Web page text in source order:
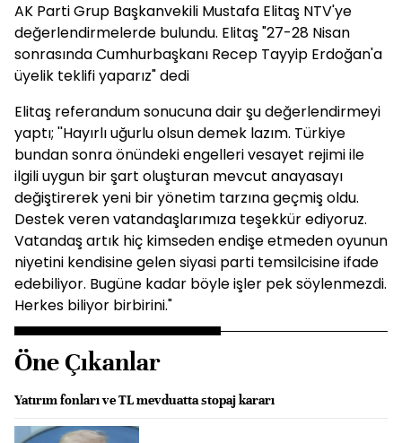
AK Parti Grup Başkanvekili Mustafa Elitaş NTV'ye
değerlendirmelerde bulundu. Elitaş "27-28 Nisan
sonrasında Cumhurbaşkanı Recep Tayyip Erdoğan'a
üyelik teklifi yaparız" dedi
Elitaş referandum sonucuna dair şu değerlendirmeyi
yaptı; ''Hayırlı uğurlu olsun demek lazım. Türkiye
bundan sonra önündeki engelleri vesayet rejimi ile
ilgili uygun bir şart oluşturan mevcut anayasayı
değiştirerek yeni bir yönetim tarzına geçmiş oldu.
Destek veren vatandaşlarımıza teşekkür ediyoruz.
Vatandaş artık hiç kimseden endişe etmeden oyunun
niyetini kendisine gelen siyasi parti temsilcisine ifade
edebiliyor. Bugüne kadar böyle işler pek söylenmezdi.
Herkes biliyor birbirini."
Öne Çıkanlar
Yatırım fonları ve TL mevduatta stopaj kararı